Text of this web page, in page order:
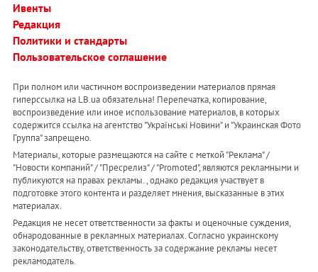
Ивенты
Редакция
Политики и стандарты
Пользовательское соглашение
При полном или частичном воспроизведении материалов прямая
гиперссылка на LB.ua обязательна! Перепечатка, копирование,
воспроизведение или иное использование материалов, в которых
содержится ссылка на агентство "Українськi Новини" и "Украинская Фото
Группа" запрещено.
Материалы, которые размещаются на сайте с меткой "Реклама" /
"Новости компаний" / "Пресрелиз" / "Promoted", являются рекламными и
публикуются на правах рекламы. , однако редакция участвует в
подготовке этого контента и разделяет мнения, высказанные в этих
материалах.
Редакция не несет ответственности за факты и оценочные суждения,
обнародованные в рекламных материалах. Согласно украинскому
законодательству, ответственность за содержание рекламы несет
рекламодатель.